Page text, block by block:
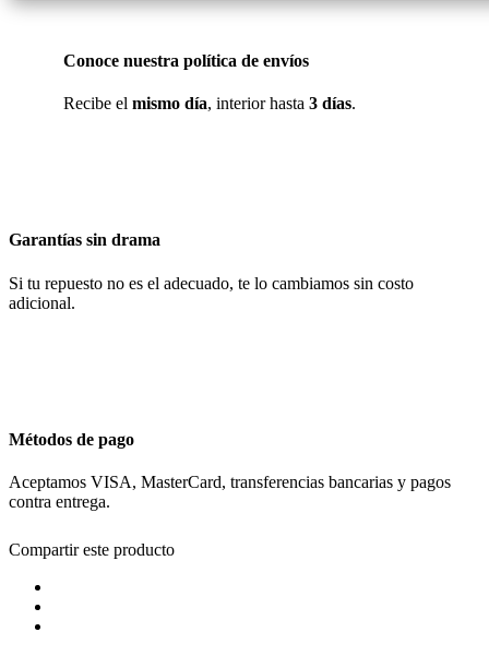
Conoce nuestra política de envíos
Recibe el mismo día, interior hasta 3 días.
Garantías sin drama
Si tu repuesto no es el adecuado, te lo cambiamos sin costo
adicional.
Métodos de pago
Aceptamos VISA, MasterCard, transferencias bancarias y pagos
contra entrega.
Compartir este producto